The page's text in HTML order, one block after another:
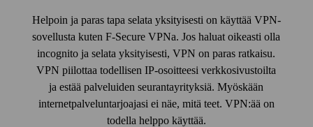
Helpoin ja paras tapa selata yksityisesti on käyttää VPN-
sovellusta kuten F‑Secure VPNa. Jos haluat oikeasti olla
incognito ja selata yksityisesti, VPN on paras ratkaisu.
VPN piilottaa todellisen IP-osoitteesi verkko­sivustoilta
ja estää palveluiden seuranta­yrityksiä. Myöskään
internet­palvelun­tarjoajasi ei näe, mitä teet. VPN:ää on
todella helppo käyttää.